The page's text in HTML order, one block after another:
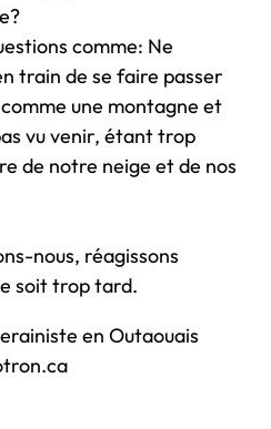
comme: Ne
train de se faire passer
une montagne et
vu venir, étant trop
de notre neige et de nos
nous, réagissons
soit trop tard.
en Outaouais